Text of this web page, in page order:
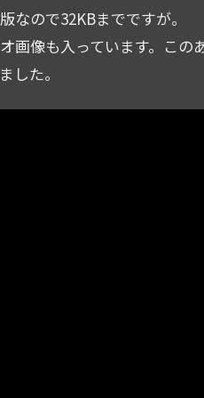
なので32KBまでですが。
画像も入っています。この
した。